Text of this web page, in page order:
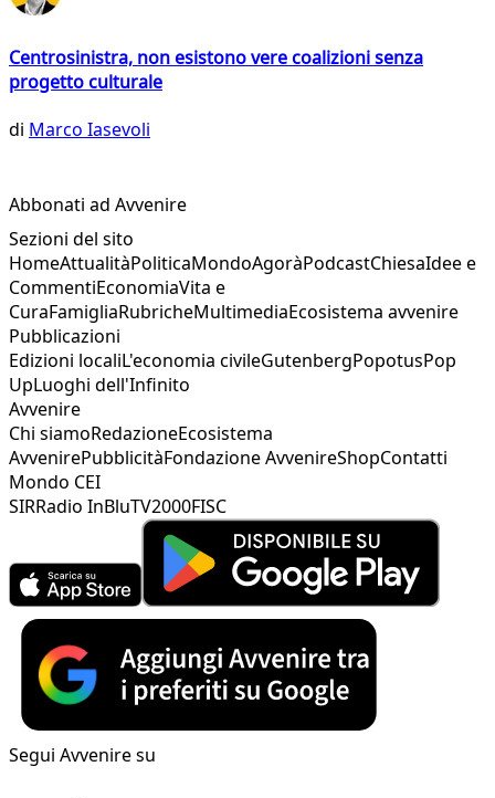
Centrosinistra, non esistono vere coalizioni senza
progetto culturale
di Marco Iasevoli
Abbonati ad Avvenire
Sezioni del sito
HomeAttualitàPoliticaMondoAgoràPodcastChiesaIdee e
CommentiEconomiaVita e
CuraFamigliaRubricheMultimediaEcosistema avvenire
Pubblicazioni
Edizioni localiL'economia civileGutenbergPopotusPop
UpLuoghi dell'Infinito
Avvenire
Chi siamoRedazioneEcosistema
AvvenirePubblicitàFondazione AvvenireShopContatti
Mondo CEI
SIRRadio InBluTV2000FISC
Segui Avvenire su